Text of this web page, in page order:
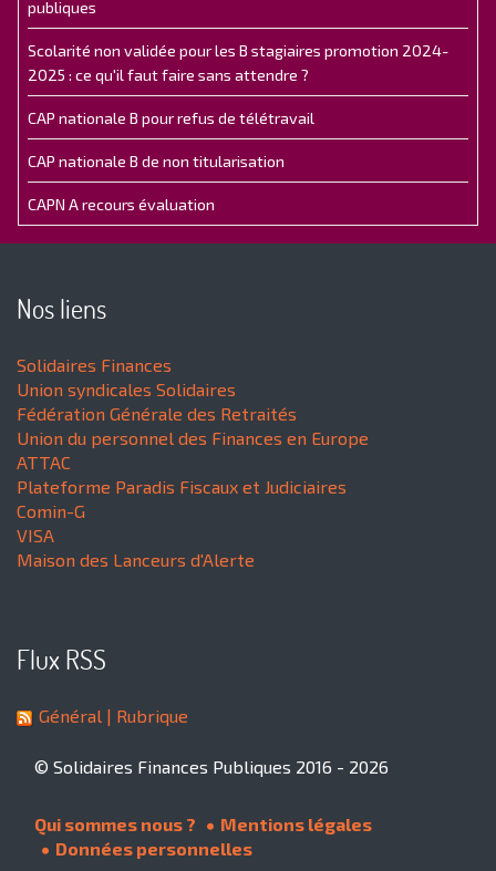
publiques
Scolarité non validée pour les B stagiaires promotion 2024-
2025 : ce qu'il faut faire sans attendre ?
CAP nationale B pour refus de télétravail
CAP nationale B de non titularisation
CAPN A recours évaluation
Nos liens
Solidaires Finances
Union syndicales Solidaires
Fédération Générale des Retraités
Union du personnel des Finances en Europe
ATTAC
Plateforme Paradis Fiscaux et Judiciaires
Comin-G
VISA
Maison des Lanceurs d'Alerte
Flux RSS
Général | Rubrique
© Solidaires Finances Publiques 2016 - 2026
Qui sommes nous ?
Mentions légales
Données personnelles